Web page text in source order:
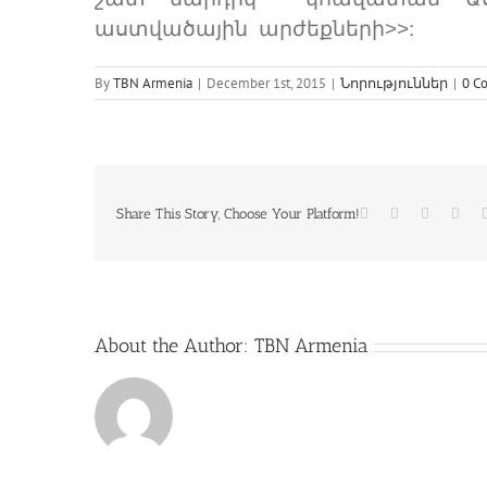
աստվածային արժեքների>>:
ByTBN Armenia | December 1st, 2015 | Նորություններ | 0
Share This Story, Choose Your Platform! Facebook
Twitter Reddit
About the Author: TBN Armenia